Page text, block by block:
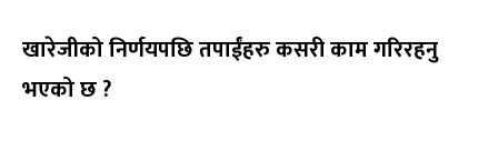
खारेजीको निर्णयपछि तपाईंहरु कसरी काम गरिरहनु
भएको छ ?